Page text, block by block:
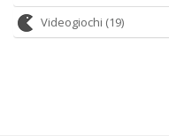
Videogiochi (19)